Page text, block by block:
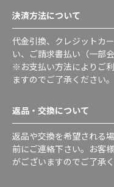
決済方法について
代金引換、クレジットカ
い、ご請求書払い（一部会
※お支払い方法によりご
ますのでご了承ください。
返品・交換について
返品や交換を希望される
前にご連絡下さい。お客
がございますのでご了承く